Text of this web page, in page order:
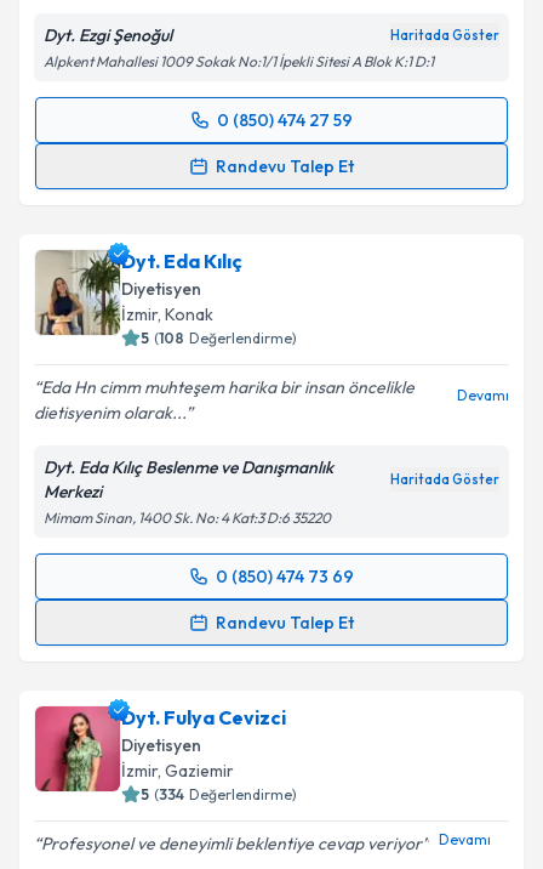
Dyt. Ezgi Şenoğul Haritada Göster
Alpkent Mahallesi 1009 Sokak No:1/1 İpekli Sitesi A Blok K:1 D:1
0 (850) 474 27 59
Randevu Talep Et
Randevu Takvimi Talebi
takvim hazırlandığında e-posta ile bilgilendireceğiz.
E-posta Adresiniz
kapsamda işlenmesini kabul ediyorum.
Takvim Talebini Gönder
Dyt. Eda Kılıç
Diyetisyen
İzmir, Konak
5 (108 Değerlendirme)
Eda Hn cimm muhteşem harika bir insan öncelikle
dietisyenim olarak...
Devamı
Dyt. Eda Kılıç Beslenme ve Danışmanlık
Merkezi
Haritada Göster
Mimam Sinan, 1400 Sk. No: 4 Kat:3 D:6 35220
0 (850) 474 73 69
Randevu Talep Et
Randevu Takvimi Talebi
hazırlandığında e-posta ile bilgilendireceğiz.
E-posta Adresiniz
Dyt. Fulya Cevizci
Diyetisyen
İzmir, Gaziemir
5 (334 Değerlendirme)
Profesyonel ve deneyimli beklentiye cevap veriyor Devamı